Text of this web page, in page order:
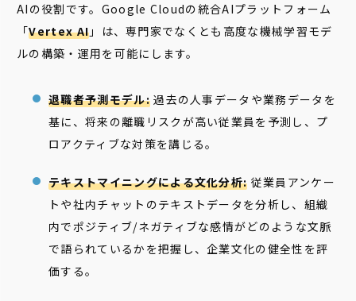
AIの役割です。Google Cloudの統合AIプラットフォーム
「Vertex AI 」は、専門家でなくとも高度な機械学習モデ
ルの構築・運用を可能にします。
退職者予測モデル:過去の人事データや業務データを
基に、将来の離職リスクが高い従業員を予測し、プ
ロアクティブな対策を講じる。
テキストマイニングによる文化分析: 従業員アンケー
トや社内チャットのテキストデータを分析し、組織
内でポジティブ/ネガティブな感情がどのような文脈
で語られているかを把握し、企業文化の健全性を評
価する。